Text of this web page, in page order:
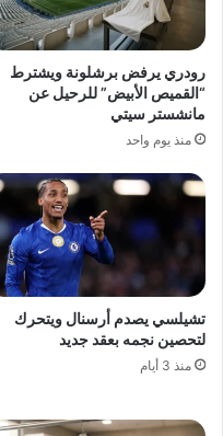
رودري يرفض برشلونة ويشترط
“القميص الأبيض” للرحيل عن
مانشستر سيتي
منذ يوم واحد
تشيلسي يصدم أرسنال ويتحرك
لتحصين نجمه بعقد جديد
منذ 3 أيام